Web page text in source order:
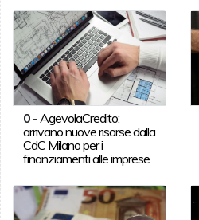
0- AgevolaCredito:
arrivano nuove risorse dalla
CdC Milano per i
finanziamenti alle imprese